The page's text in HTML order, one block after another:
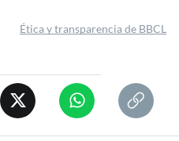
Ética y transparencia de BBCL